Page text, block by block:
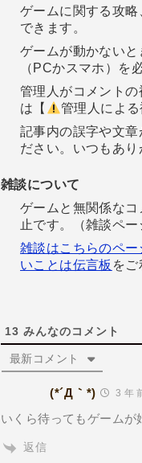
ゲームに関する攻
できます。
ゲームが動かない
（PCかスマホ）を
管理人がコメント
は【
管理人による
記事内の誤字や文章
ださい。いつもあり
雑談について
ゲームと無関係な
止です。（雑談ペー
雑談はこちらのペー
いことは伝言板 をご
13 みんなのコメント
最新コメント
(*´Д｀*) 3 年
いくら待ってもゲーム
返信